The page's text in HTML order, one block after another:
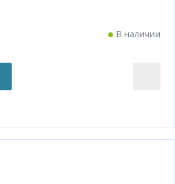
В наличии